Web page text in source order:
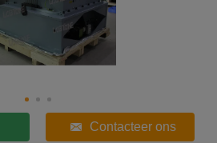
Contacteer ons